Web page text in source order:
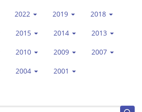
2022 2019 2018
2015 2014 2013
2010 2009 2007
2004 2001